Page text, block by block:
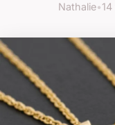
Nathalie•